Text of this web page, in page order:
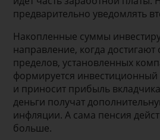
предварительно уведомлять
Накопленные суммы
направление, когда
пределов, установленных
формируется
и приносит прибыль
деньги получат
инфляции. А сама пенсия
больше.